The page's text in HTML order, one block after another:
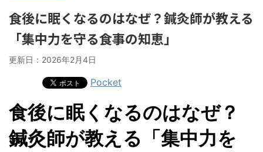
食後に眠くなるのはなぜ？鍼灸師が教える
「集中力を守る食事の知恵」
更新日： 2026年2月4日
Pocket
食後に眠くなるのはなぜ？
鍼灸師が教える「集中力を